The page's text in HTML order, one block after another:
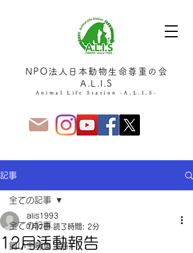
NPO法人日本動物生命尊重の会
A.L.I.S
Animal Life Station -A.L.I.S-
記事
全ての記事
飼い主募集（猫）
全ての記事
12月活動報告
alis1993
1月7日 読了時間: 2分